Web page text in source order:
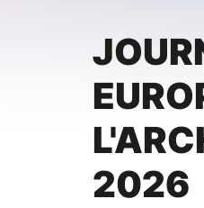
2026